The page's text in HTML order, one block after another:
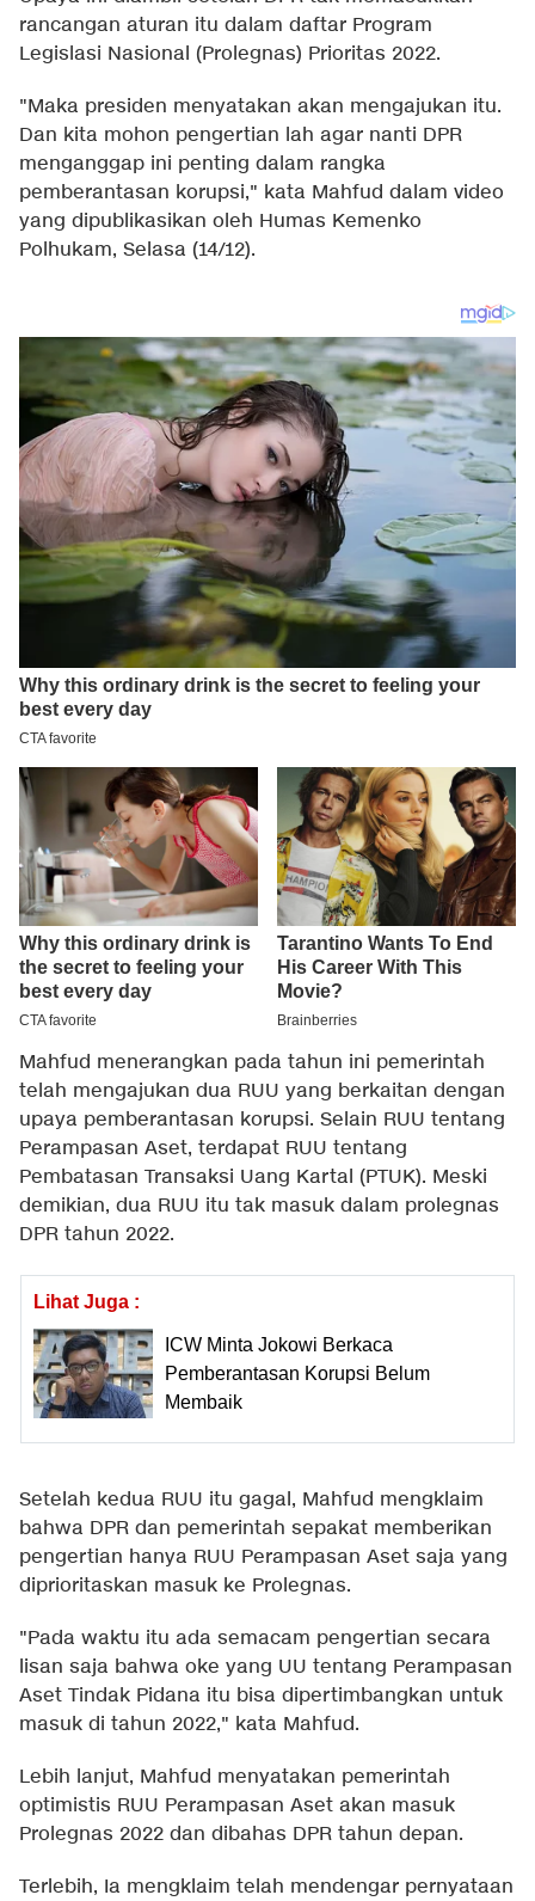
rancangan aturan itu dalam daftar Program
Legislasi Nasional (Prolegnas) Prioritas 2022.
"Maka presiden menyatakan akan mengajukan itu.
Dan kita mohon pengertian lah agar nanti DPR
menganggap ini penting dalam rangka
pemberantasan korupsi," kata Mahfud dalam video
yang dipublikasikan oleh Humas Kemenko
Polhukam, Selasa (14/12).
Mahfud menerangkan pada tahun ini pemerintah
telah mengajukan dua RUU yang berkaitan dengan
upaya pemberantasan korupsi. Selain RUU tentang
Perampasan Aset, terdapat RUU tentang
Pembatasan Transaksi Uang Kartal (PTUK). Meski
demikian, dua RUU itu tak masuk dalam prolegnas
DPR tahun 2022.
Lihat Juga :
ICW Minta Jokowi Berkaca
Pemberantasan Korupsi Belum
Membaik
Setelah kedua RUU itu gagal, Mahfud mengklaim
bahwa DPR dan pemerintah sepakat memberikan
pengertian hanya RUU Perampasan Aset saja yang
diprioritaskan masuk ke Prolegnas.
"Pada waktu itu ada semacam pengertian secara
lisan saja bahwa oke yang UU tentang Perampasan
Aset Tindak Pidana itu bisa dipertimbangkan untuk
masuk di tahun 2022," kata Mahfud.
Lebih lanjut, Mahfud menyatakan pemerintah
optimistis RUU Perampasan Aset akan masuk
Prolegnas 2022 dan dibahas DPR tahun depan.
Terlebih, Ia mengklaim telah mendengar pernyataan